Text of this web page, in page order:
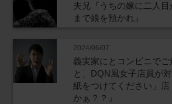
夫兄『うちの嫁に二人
まで娘を預かれ』
2024/06/07
義実家にとコンビニでご
と、DQN風女子店員が
紙をつけてください」
かぁ？？』